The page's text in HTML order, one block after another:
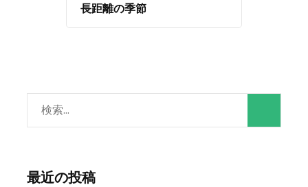
長距離の季節
検
索:
最近の投稿